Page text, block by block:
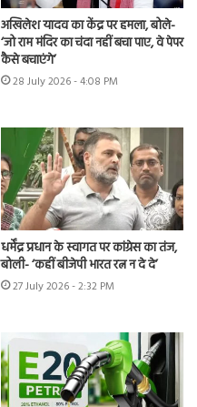
अखिलेश यादव का केंद्र पर हमला, बोले-
‘जो राम मंदिर का चंदा नहीं बचा पाए, वे पेपर
कैसे बचाएंगे’
28 July 2026 - 4:08 PM
धर्मेंद्र प्रधान के स्वागत पर कांग्रेस का तंज,
बोली- ‘कहीं बीजेपी भारत रत्न न दे दे’
27 July 2026 - 2:32 PM